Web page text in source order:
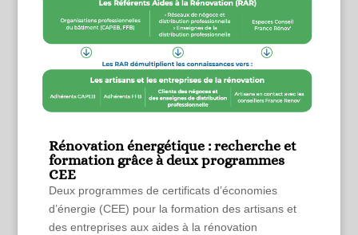
Rénovation énergétique : recherche et
formation grâce à deux programmes
CEE
Deux programmes de certificats d’économies
d’énergie (CEE) pour la formation des artisans et
des entreprises aux aides à la rénovation